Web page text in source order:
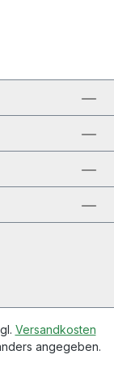
Versandkosten
angegeben.